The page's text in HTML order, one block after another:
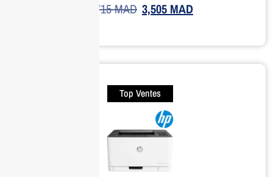
4,715MAD 3,505 MAD
Top Ventes